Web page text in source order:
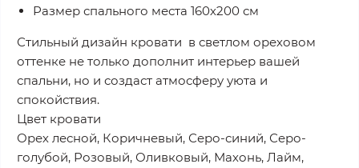
Размер спального места 160х200 см
Стильный дизайн кровати в светлом ореховом
оттенке не только дополнит интерьер вашей
спальни, но и создаст атмосферу уюта и
спокойствия.
Цвет кровати
Орех лесной, Коричневый, Серо-синий, Серо-
голубой, Розовый, Оливковый, Махонь, Лайм,